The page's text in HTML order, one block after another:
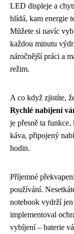
LED displeje a
hlídá, kam energie
Můžete si navíc
každou minutu
náročnější práci a
režim.
A co když zjistíte,
Rychlé nabíjení
je přesně ta
káva, připojený
hodin.
Příjemné
používání.
notebook vydrží
implementoval
vybíjení – baterie